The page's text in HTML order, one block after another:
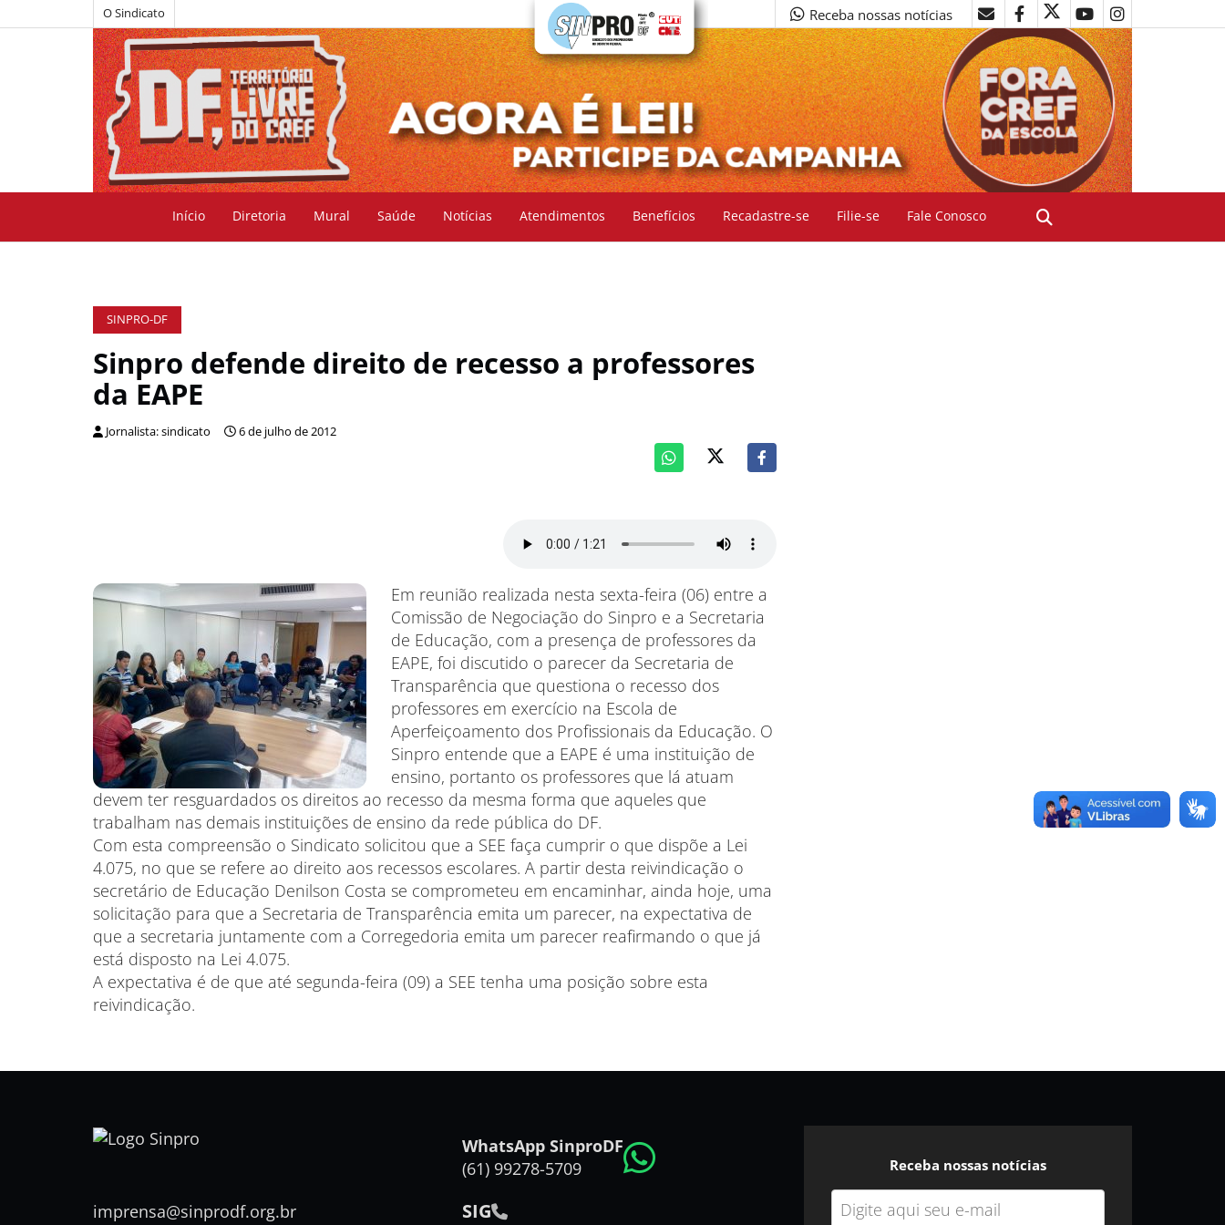
O Sindicato Receba nossas notícias
Início Diretoria Mural Saúde Notícias Atendimentos Benefícios Recadastre-se Filie-se Fale Conosco
SINPRO-DF
Sinpro defende direito de recesso a professores
da EAPE
Jornalista: sindicato 6 de julho de 2012
Em reunião realizada nesta sexta-feira (06) entre a
Comissão de Negociação do Sinpro e a Secretaria
de Educação, com a presença de professores da
EAPE, foi discutido o parecer da Secretaria de
Transparência que questiona o recesso dos
professores em exercício na Escola de
Aperfeiçoamento dos Profissionais da Educação. O
Sinpro entende que a EAPE é uma instituição de
ensino, portanto os professores que lá atuam
devem ter resguardados os direitos ao recesso da mesma forma que aqueles que
trabalham nas demais instituições de ensino da rede pública do DF.
Com esta compreensão o Sindicato solicitou que a SEE faça cumprir o que dispõe a Lei
4.075, no que se refere ao direito aos recessos escolares. A partir desta reivindicação o
secretário de Educação Denilson Costa se comprometeu em encaminhar, ainda hoje, uma
solicitação para que a Secretaria de Transparência emita um parecer, na expectativa de
que a secretaria juntamente com a Corregedoria emita um parecer reafirmando o que já
está disposto na Lei 4.075.
A expectativa é de que até segunda-feira (09) a SEE tenha uma posição sobre esta
reivindicação.
imprensa@sinprodf.org.br
WhatsApp SinproDF
(61) 99278-5709
SIG
Receba nossas notícias